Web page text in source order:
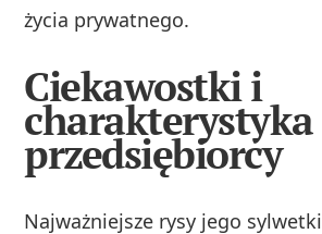
życia prywatnego.
Ciekawostki i
przedsiębiorcy
Najważniejsze rysy jego sylwetki